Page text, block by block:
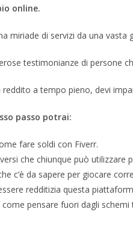
online.
miriade di servizi da una
testimonianze di persone
reddito a tempo pieno, devi
passo potrai:
fare soldi con Fiverr.
che chiunque può utilizzare
c’è da sapere per giocare
redditizia questa
pensare fuori dagli schemi